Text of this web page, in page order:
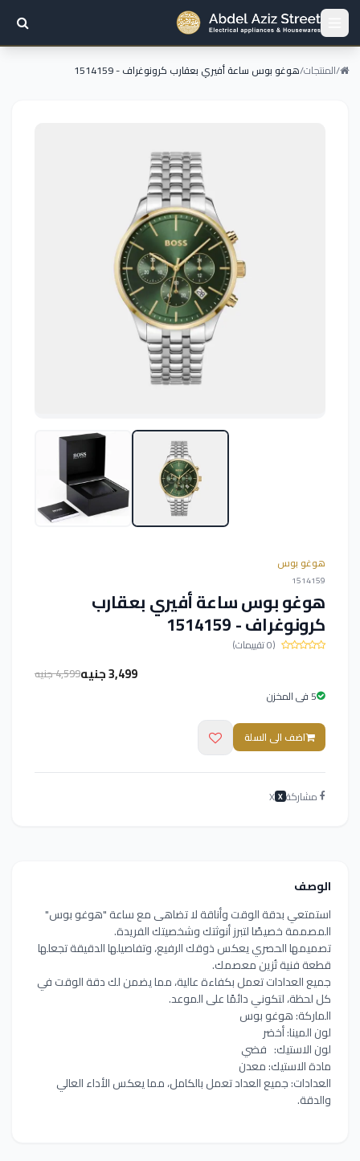
/المنتجات/هوغو بوس ساعة أفيري بعقارب كرونوغراف - 1514159
هوغو بوس
1514159
هوغو بوس ساعة أفيري بعقارب
كرونوغراف - 1514159
(0 تقييمات)
3,499 جنيه
4,599 جنيه
5 فى المخزن
اضف الى السلة
مشاركة X
X
الوصف
استمتعي بدقة الوقت وأناقة لا تضاهى مع ساعة "هوغو بوس"
المصممة خصيصًا لتبرز أنوثتك وشخصيتك الفريدة.
تصميمها الحصري يعكس ذوقك الرفيع، وتفاصيلها الدقيقة تجعلها
قطعة فنية تُزين معصمك.
جميع العدادات تعمل بكفاءة عالية، مما يضمن لك دقة الوقت في
كل لحظة، لتكوني دائمًا على الموعد.
الماركة: هوغو بوس
لون المينا: أخضر
لون الاستيك: فضي
مادة الاستيك: معدن
العدادات: جميع العداد تعمل بالكامل، مما يعكس الأداء العالي
والدقة.